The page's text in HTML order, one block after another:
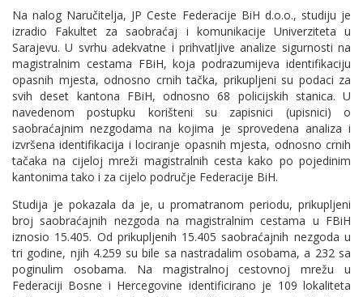
Na nalog Naručitelja, JP Ceste Federacije BiH d.o.o., studiju je
izradio Fakultet za saobraćaj i komunikacije Univerziteta u
Sarajevu. U svrhu adekvatne i prihvatljive analize sigurnosti na
magistralnim cestama FBiH, koja podrazumijeva identifikaciju
opasnih mjesta, odnosno crnih tačka, prikupljeni su podaci za
svih deset kantona FBiH, odnosno 68 policijskih stanica. U
navedenom postupku korišteni su zapisnici (upisnici) o
saobraćajnim nezgodama na kojima je sprovedena analiza i
izvršena identifikacija i lociranje opasnih mjesta, odnosno crnih
tačaka na cijeloj mreži magistralnih cesta kako po pojedinim
kantonima tako i za cijelo područje Federacije BiH.
Studija je pokazala da je, u promatranom periodu, prikupljeni
broj saobraćajnih nezgoda na magistralnim cestama u FBiH
iznosio 15.405. Od prikupljenih 15.405 saobraćajnih nezgoda u
tri godine, njih 4.259 su bile sa nastradalim osobama, a 232 sa
poginulim osobama. Na magistralnoj cestovnoj mrežu u
Federaciji Bosne i Hercegovine identificirano je 109 lokaliteta